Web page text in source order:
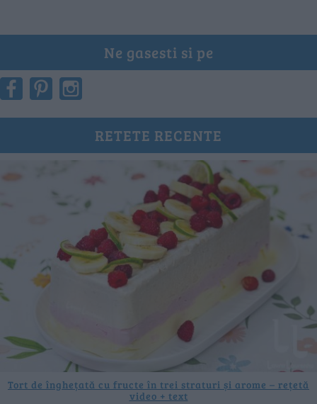
Ne gasesti si pe
RETETE RECENTE
Tort de înghețată cu fructe în trei straturi și arome – rețetă
video + text